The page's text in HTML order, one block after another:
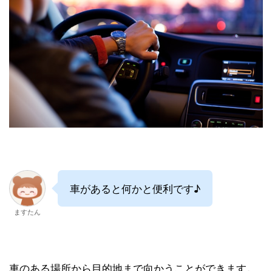
ますたん
車があると何かと便利です♪
車のある場所から目的地まで向かうことができます。